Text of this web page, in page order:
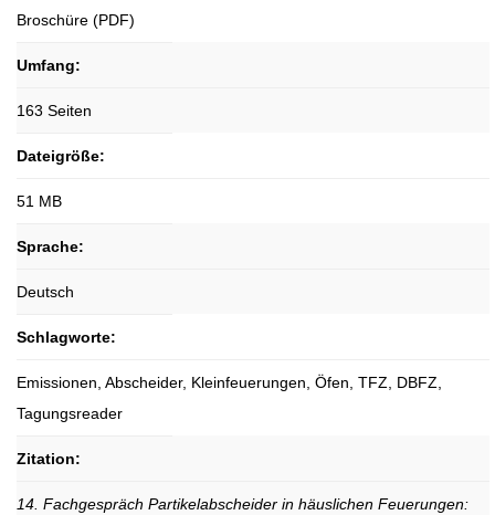
Broschüre (PDF)
Umfang:
163 Seiten
Dateigröße:
51 MB
Sprache:
Deutsch
Schlagworte:
Emissionen, Abscheider, Kleinfeuerungen, Öfen, TFZ, DBFZ,
Tagungsreader
Zitation:
14. Fachgespräch Partikelabscheider in häuslichen Feuerungen: